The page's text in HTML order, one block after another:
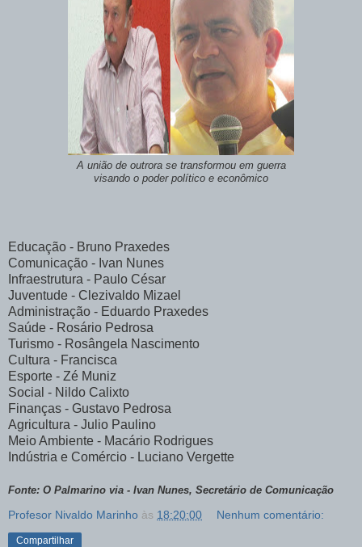
A união de outrora se transformou em guerra
visando o poder político e econômico
Educação - Bruno Praxedes
Comunicação - Ivan Nunes
Infraestrutura - Paulo César
Juventude - Clezivaldo Mizael
Administração - Eduardo Praxedes
Saúde - Rosário Pedrosa
Turismo - Rosângela Nascimento
Cultura - Francisca
Esporte - Zé Muniz
Social - Nildo Calixto
Finanças - Gustavo Pedrosa
Agricultura - Julio Paulino
Meio Ambiente - Macário Rodrigues
Indústria e Comércio - Luciano Vergette
Fonte: O Palmarino via - Ivan Nunes, Secretário de Comunicação
Profesor Nivaldo Marinho às 18:20:00 Nenhum comentário:
Compartilhar